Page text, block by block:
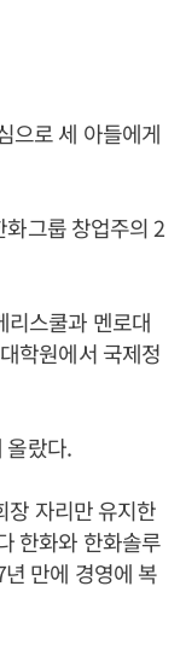
으로 세 아들에게
그룹 창업주의 2
리스쿨과 멘로대
학원에서 국제정
올랐다.
장 자리만 유지한
한화와 한화솔루
만에 경영에 복